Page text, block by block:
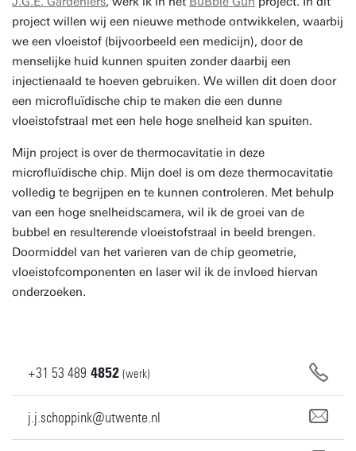
project willen wij een nieuwe methode ontwikkelen, waarbij
we een vloeistof (bijvoorbeeld een medicijn), door de
menselijke huid kunnen spuiten zonder daarbij een
injectienaald te hoeven gebruiken. We willen dit doen door
een microfluïdische chip te maken die een dunne
vloeistofstraal met een hele hoge snelheid kan spuiten.
Mijn project is over de thermocavitatie in deze
microfluïdische chip. Mijn doel is om deze thermocavitatie
volledig te begrijpen en te kunnen controleren. Met behulp
van een hoge snelheidscamera, wil ik de groei van de
bubbel en resulterende vloeistofstraal in beeld brengen.
Doormiddel van het varieren van de chip geometrie,
vloeistofcomponenten en laser wil ik de invloed hiervan
onderzoeken.
+31 53 489 4852 (werk)
j.j.schoppink@utwente.nl